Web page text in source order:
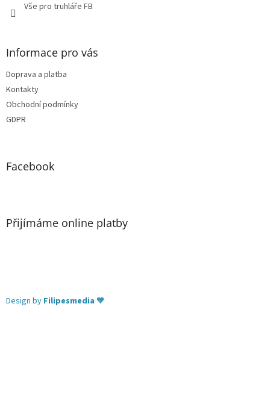
Vše pro truhláře FB
Informace pro vás
Doprava a platba
Kontakty
Obchodní podmínky
GDPR
Facebook
Přijímáme online platby
Design by Filipesmedia 🧡